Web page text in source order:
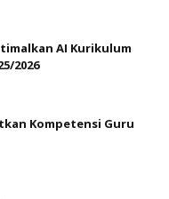
AI Kurikulum
2026
Kompetensi Guru